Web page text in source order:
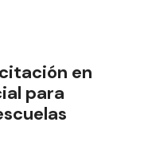
en
para